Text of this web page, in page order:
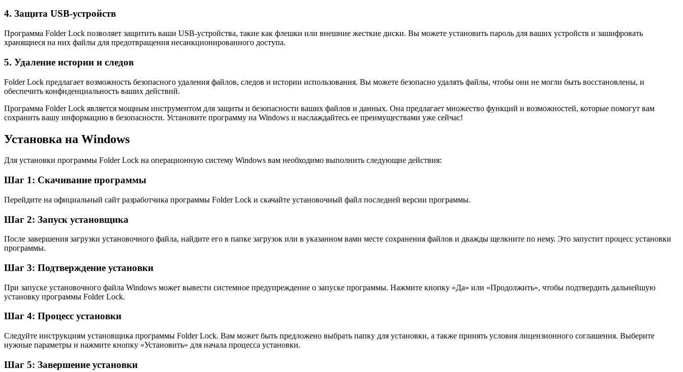
4. Защита USB-устройств
Программа Folder Lock позволяет защитить ваши USB-устройства, такие как флешки или внешние жесткие диски. Вы можете установить пароль для ваших устройств и зашифровать
хранящиеся на них файлы для предотвращения несанкционированного доступа.
5. Удаление истории и следов
Folder Lock предлагает ​​возможность безопасного удаления файлов, следов и истории использования. Вы можете безопасно удалять файлы, чтобы они не могли быть восстановлены, и
обеспечить конфиденциальность ваших действий.
Программа Folder Lock является мощным инструментом для защиты и безопасности ваших файлов и данных. Она предлагает множество функций и возможностей, которые помогут вам
сохранить вашу информацию в безопасности. Установите программу на Windows и наслаждайтесь ее преимуществами уже сейчас!
Установка на Windows
Для установки программы Folder Lock на операционную систему Windows вам необходимо выполнить следующие действия:
Шаг 1: Скачивание программы
Перейдите на официальный сайт разработчика программы Folder Lock и скачайте установочный файл последней версии программы.
Шаг 2: Запуск установщика
После завершения загрузки установочного файла, найдите его в папке загрузок или в указанном вами месте сохранения файлов и дважды щелкните по нему. Это запустит процесс установки
программы.
Шаг 3: Подтверждение установки
При запуске установочного файла Windows может вывести системное предупреждение о запуске программы. Нажмите кнопку «Да» или «Продолжить», чтобы подтвердить дальнейшую
установку программы Folder Lock.
Шаг 4: Процесс установки
Следуйте инструкциям установщика программы Folder Lock. Вам может быть предложено выбрать папку для установки, а также принять условия лицензионного соглашения. Выберите
нужные параметры и нажмите кнопку «Установить» для начала процесса установки.
Шаг 5: Завершение установки